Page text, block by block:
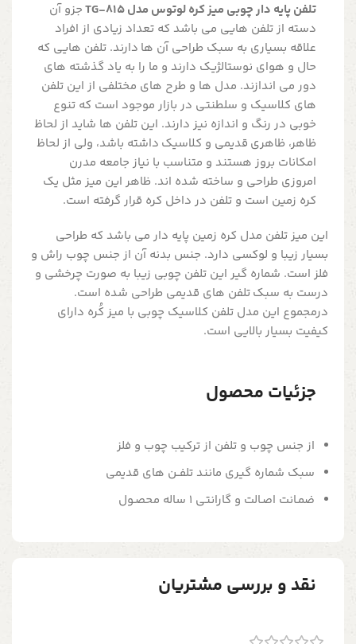
تلفن پایه دار چوبی میز کره لوتوس مدل TG-815
جزو آن
دسته از تلفن هایی می باشد که تعداد زیادی از افراد
علاقه بسیاری به سبک طراحی آن ها دارند. تلفن هایی که
حال و هوای نوستالژیک دارند و ما را به یاد گذشته های
دور می اندازند. مدل ها و طرح های مختلفی از این تلفن
های کلاسیک و سلطنتی در بازار موجود است که تنوع
خوبی در رنگ و اندازه نیز دارند. این تلفن ها شاید از لحاظ
ظاهر، ظاهری قدیمی و کلاسیک داشته باشد، ولی از لحاظ
امکانات بروز هستند و متناسب با نیاز جامعه مدرن
امروزی طراحی و ساخته شده اند. ظاهر این میز مثل یک
کره زمین است و تلفن در داخل کره قرار گرفته است.
این میز تلفن مدل کره زمین پایه دار می باشد که طراحی
بسیار زیبا و لوکسی دارد. جنس بدنه آن از جنس چوب راش و
فلز است. شماره گیر این تلفن چوبی زیبا به صورت چرخشی و
درست به سبک تلفن های قدیمی طراحی شده است.
درمجموع این مدل تلفن کلاسیک چوبی با ميز كُره دارای
کیفیت بسیار بالایی است.
جزئیات محصول
از جنس چوب و تلفن از ترکیب چوب و فلز
سبک شماره گیری مانند تلفــن های قدیمی
ضمـانت اصـالت و گارانتی 1 ساله محصـول
نقد و بررسی مشتریان